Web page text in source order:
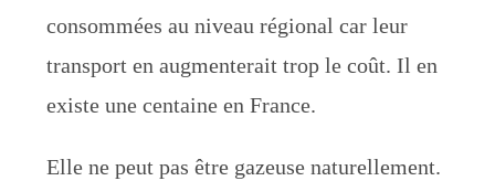
consommées au niveau régional car leur
transport en augmenterait trop le coût. Il en
existe une centaine en France.
Elle ne peut pas être gazeuse naturellement.